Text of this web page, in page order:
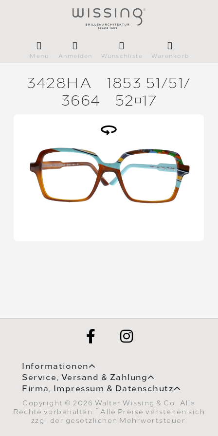
Menü Anmelden Wunschliste Warenkorb
3428HA 1853 51/51/
3664
5217
Informationen
Service, Versand & Zahlung
Firma, Impressum & Datenschutz
Copyright © 2026 Walter Wissing & Co.. Alle
Rechte vorbehalten.
* Alle Preise verstehen sich
zzgl. der gesetzlichen Mehrwertsteuer.